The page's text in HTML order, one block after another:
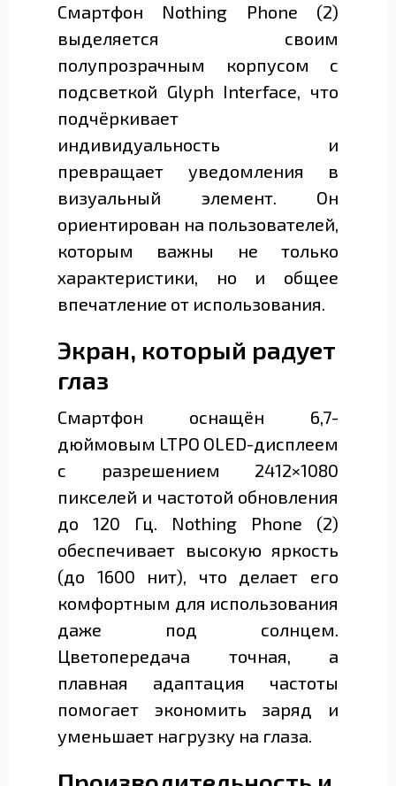
Смартфон Nothing Phone (2)
выделяется своим
полупрозрачным корпусом с
подсветкой Glyph Interface, что
подчёркивает
индивидуальность и
превращает уведомления в
визуальный элемент. Он
ориентирован на пользователей,
которым важны не только
характеристики, но и общее
впечатление от использования.
Экран, который радует
глаз
Смартфон оснащён 6,7-
дюймовым LTPO OLED-дисплеем
с разрешением 2412×1080
пикселей и частотой обновления
до 120 Гц. Nothing Phone (2)
обеспечивает высокую яркость
(до 1600 нит), что делает его
комфортным для использования
даже под солнцем.
Цветопередача точная, а
плавная адаптация частоты
помогает экономить заряд и
уменьшает нагрузку на глаза.